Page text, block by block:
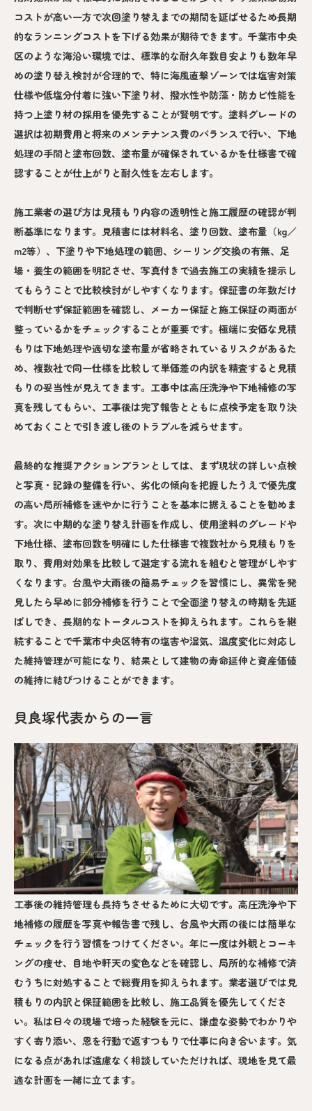
コストが高い一方で次回塗り替えまでの期間を延ばせるため長期
的なランニングコストを下げる効果が期待できます。千葉市中央
区のような海沿い環境では、標準的な耐久年数目安よりも数年早
めの塗り替え検討が合理的で、特に海風直撃ゾーンでは塩害対策
仕様や低塩分付着に強い下塗り材、撥水性や防藻・防カビ性能を
持つ上塗り材の採用を優先することが賢明です。塗料グレードの
選択は初期費用と将来のメンテナンス費のバランスで行い、下地
処理の手間と塗布回数、塗布量が確保されているかを仕様書で確
認することが仕上がりと耐久性を左右します。
施工業者の選び方は見積もり内容の透明性と施工履歴の確認が判
断基準になります。見積書には材料名、塗り回数、塗布量（kg／
m2等）、下塗りや下地処理の範囲、シーリング交換の有無、足
場・養生の範囲を明記させ、写真付きで過去施工の実績を提示し
てもらうことで比較検討がしやすくなります。保証書の年数だけ
で判断せず保証範囲を確認し、メーカー保証と施工保証の両面が
整っているかをチェックすることが重要です。極端に安価な見積
もりは下地処理や適切な塗布量が省略されているリスクがあるた
め、複数社で同一仕様を比較して単価差の内訳を精査すると見積
もりの妥当性が見えてきます。工事中は高圧洗浄や下地補修の写
真を残してもらい、工事後は完了報告とともに点検予定を取り決
めておくことで引き渡し後のトラブルを減らせます。
最終的な推奨アクションプランとしては、まず現状の詳しい点検
と写真・記録の整備を行い、劣化の傾向を把握したうえで優先度
の高い局所補修を速やかに行うことを基本に据えることを勧めま
す。次に中期的な塗り替え計画を作成し、使用塗料のグレードや
下地仕様、塗布回数を明確にした仕様書で複数社から見積もりを
取り、費用対効果を比較して選定する流れを組むと管理がしやす
くなります。台風や大雨後の簡易チェックを習慣にし、異常を発
見したら早めに部分補修を行うことで全面塗り替えの時期を先延
ばしでき、長期的なトータルコストを抑えられます。これらを継
続することで千葉市中央区特有の塩害や湿気、温度変化に対応し
た維持管理が可能になり、結果として建物の寿命延伸と資産価値
の維持に結びつけることができます。
貝良塚代表からの一言
工事後の維持管理も長持ちさせるために大切です。高圧洗浄や下
地補修の履歴を写真や報告書で残し、台風や大雨の後には簡単な
チェックを行う習慣をつけてください。年に一度は外観とコーキ
ングの痩せ、目地や軒天の変色などを確認し、局所的な補修で済
むうちに対処することで総費用を抑えられます。業者選びでは見
積もりの内訳と保証範囲を比較し、施工品質を優先してくださ
い。私は日々の現場で培った経験を元に、謙虚な姿勢でわかりや
すく寄り添い、恩を行動で返すつもりで仕事に向き合います。気
になる点があれば遠慮なく相談していただければ、現地を見て最
適な計画を一緒に立てます。